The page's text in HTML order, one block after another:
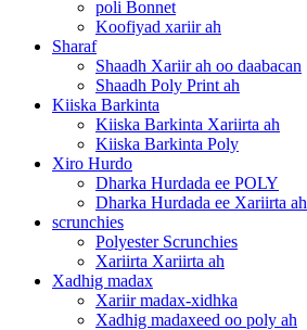
poli Bonnet
Koofiyad xariir ah
Sharaf
Shaadh Xariir ah oo daabacan
Shaadh Poly Print ah
Kiiska Barkinta
Kiiska Barkinta Xariirta ah
Kiiska Barkinta Poly
Xiro Hurdo
Dharka Hurdada ee POLY
Dharka Hurdada ee Xariirta ah
scrunchies
Polyester Scrunchies
Xariirta Xariirta ah
Xadhig madax
Xariir madax-xidhka
Xadhig madaxeed oo poly ah